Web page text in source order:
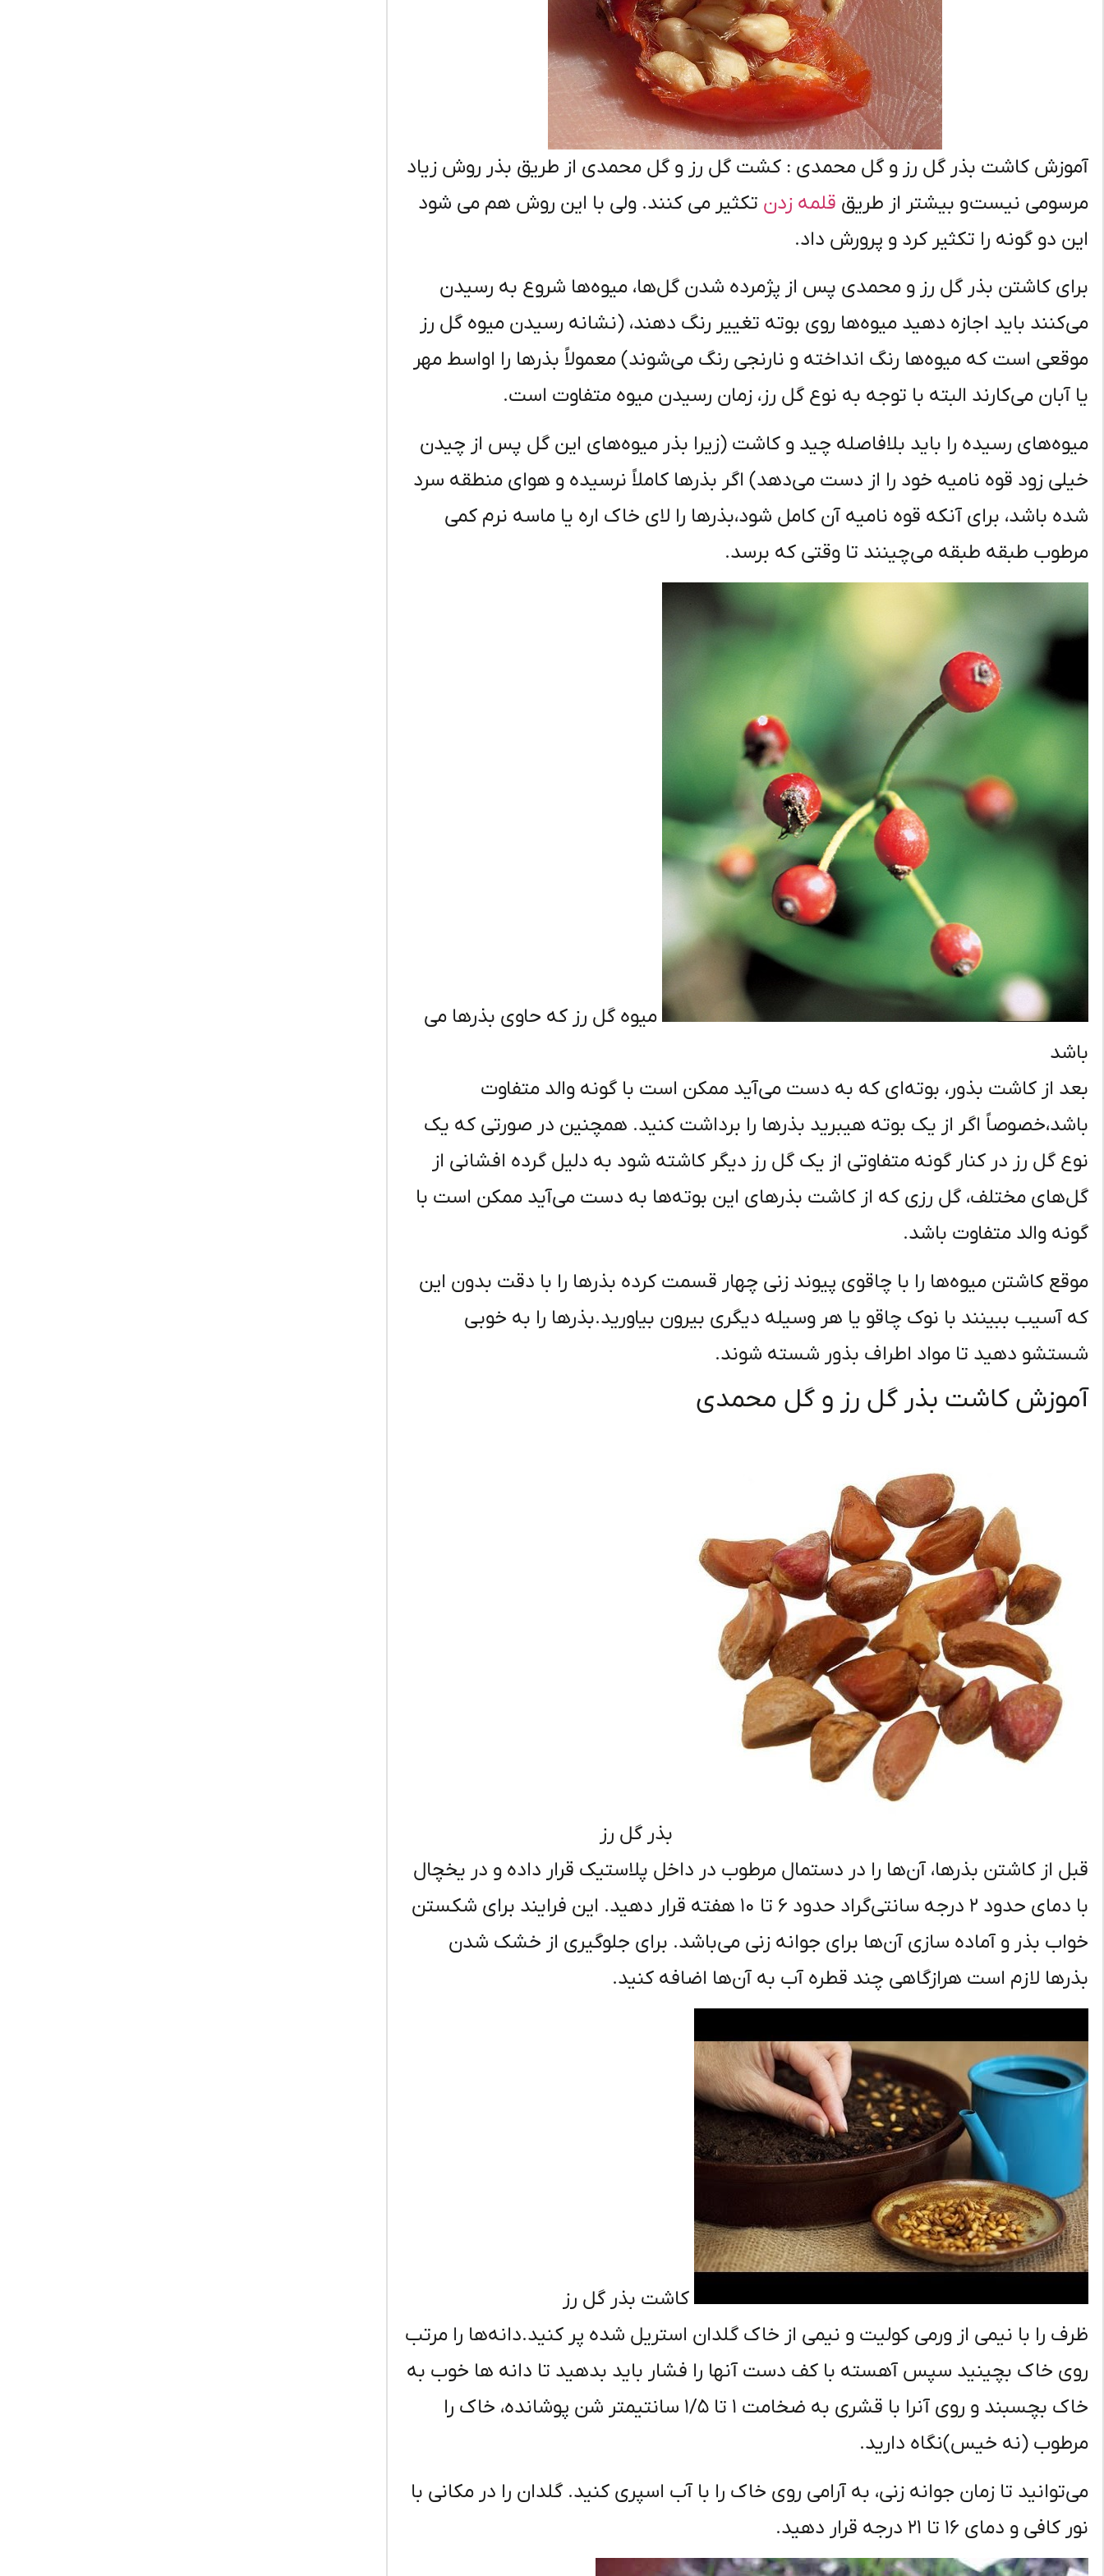
آموزش کاشت بذر گل رز و گل محمدی : کشت گل رز و گل محمدی از طریق بذر روش زیاد
مرسومی نیست و بیشتر از طریق قلمه زدن تکثیر می کنند. ولی با این روش هم می شود
این دو گونه را تکثیر کرد و پرورش داد.
برای کاشتن بذر گل رز و محمدی پس از پژمرده شدن گل‌ها، میوه‌ها شروع به رسیدن
می‌کنند باید اجازه دهید میوه‌ها روی بوته تغییر رنگ دهند، (نشانه رسیدن میوه گل رز
موقعی است که میوه‌ها رنگ انداخته و نارنجی رنگ می‌شوند) معمولاً بذرها را اواسط مهر
یا آبان می‌کارند البته با توجه به نوع گل رز، زمان رسیدن میوه متفاوت است.
میوه‌های رسیده را باید بلافاصله چید و کاشت (زیرا بذر میوه‌های این گل پس از چیدن
خیلی زود قوه نامیه خود را از دست می‌دهد) اگر بذرها کاملاً نرسیده و هوای منطقه سرد
شده باشد، برای آنکه قوه نامیه آن کامل شود،بذرها را لای خاک اره یا ماسه نرم کمی
مرطوب طبقه طبقه می‌چینند تا وقتی که برسد.
میوه گل رز که حاوی بذرها می
باشد
بعد از کاشت بذور، بوته‌ای که به دست می‌آید ممکن است با گونه والد متفاوت
باشد،خصوصاً اگر از یک بوته هیبرید بذرها را برداشت کنید. همچنین در صورتی که یک
نوع گل رز در کنار گونه متفاوتی از یک گل رز دیگر کاشته شود به دلیل گرده افشانی از
گل‌های مختلف، گل رزی که از کاشت بذرهای این بوته‌ها به دست می‌آید ممکن است با
گونه والد متفاوت باشد.
موقع کاشتن میوه‌ها را با چاقوی پیوند زنی چهار قسمت کرده بذرها را با دقت بدون این
که آسیب ببینند با نوک چاقو یا هر وسیله دیگری بیرون بیاورید.بذرها را به خوبی
شستشو دهید تا مواد اطراف بذور شسته شوند.
آموزش کاشت بذر گل رز و گل محمدی
بذر گل رز
قبل از کاشتن بذرها، آن‌ها را در دستمال مرطوب در داخل پلاستیک قرار داده و در یخچال
با دمای حدود ۲ درجه سانتی‌گراد حدود ۶ تا ۱۰ هفته قرار دهید. این فرایند برای شکستن
خواب بذر و آماده سازی آن‌ها برای جوانه زنی می‌باشد. برای جلوگیری از خشک شدن
بذرها لازم است هرازگاهی چند قطره آب به آن‌ها اضافه کنید.
کاشت بذر گل رز
ظرف را با نیمی از ورمی کولیت و نیمی از خاک گلدان استریل شده پر کنید.دانه‌ها را مرتب
روی خاک بچینید سپس آهسته با کف دست آنها را فشار باید بدهید تا دانه ها خوب به
خاک بچسبند و روی آنرا با قشری به ضخامت ۱ تا ۱/۵ سانتیمتر شن پوشانده، خاک را
مرطوب (نه خیس)نگاه دارید.
می‌توانید تا زمان جوانه زنی، به آرامی روی خاک را با آب اسپری کنید. گلدان را در مکانی با
نور کافی و دمای ۱۶ تا ۲۱ درجه قرار دهید.